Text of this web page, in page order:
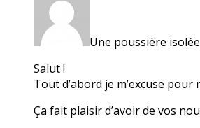
Une poussière isolée
Salut !
Tout d’abord je m’excuse
Ça fait plaisir d’avoir de vos